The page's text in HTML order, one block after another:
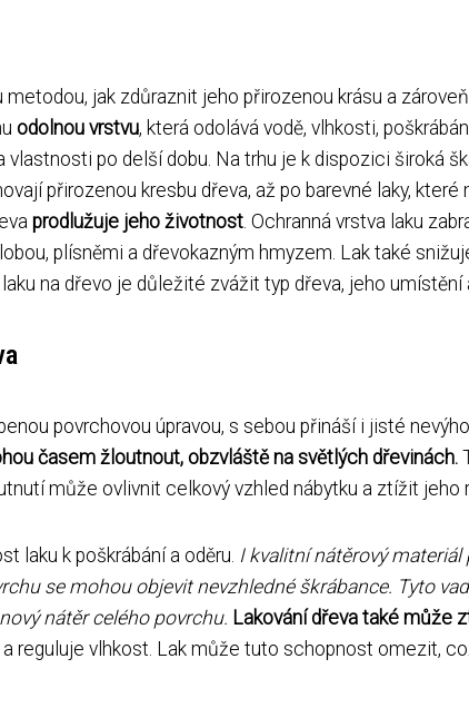
jak zdůraznit jeho přirozenou krásu a
odolnou vrstvu, která odolává vodě, vlhkosti,
vlastnosti po delší dobu. Na trhu je k dispozici široká
přirozenou kresbu dřeva, až po barevné laky, které
prodlužuje jeho životnost . Ochranná vrstva laku
plísněmi a dřevokazným hmyzem. Lak také
na dřevo je důležité zvážit typ dřeva, jeho umístění
povrchovou úpravou, s sebou přináší i jisté
časem žloutnout, obzvláště na světlých dřevinách.
může ovlivnit celkový vzhled nábytku a ztížit jeho
laku k poškrábání a oděru. I kvalitní nátěrový
se mohou objevit nevzhledné škrábance. Tyto
nátěr celého povrchu. Lakování dřeva také může
a reguluje vlhkost. Lak může tuto schopnost omezit,